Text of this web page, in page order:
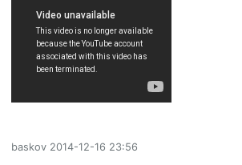
baskov 2014-12-16 23:56